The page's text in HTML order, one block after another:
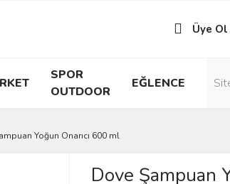
Üye Ol
SPOR
OUTDOOR
EĞLENCE
Yoğun Onarıcı 600 ml
Dove Şampuan